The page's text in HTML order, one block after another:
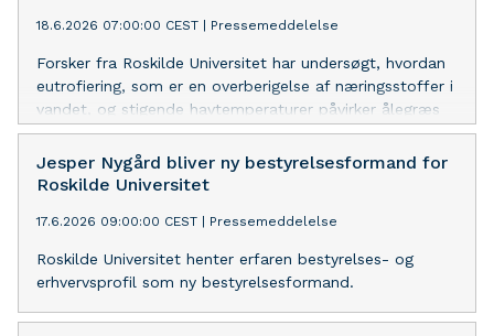
18.6.2026 07:00:00 CEST Pressemeddelelse
Forsker fra Roskilde Universitet har undersøgt, hvordan
eutrofiering, som er en overberigelse af næringsstoffer i
vandet, og stigende havtemperaturer påvirker ålegræs
og udledning af gasser som lattergas, nitrogenoxid og
svovlbrinte.
Jesper Nygård bliver ny bestyrelsesformand for
Roskilde Universitet
17.6.2026 09:00:00 CEST Pressemeddelelse
Roskilde Universitet henter erfaren bestyrelses- og
erhvervsprofil som ny bestyrelsesformand.